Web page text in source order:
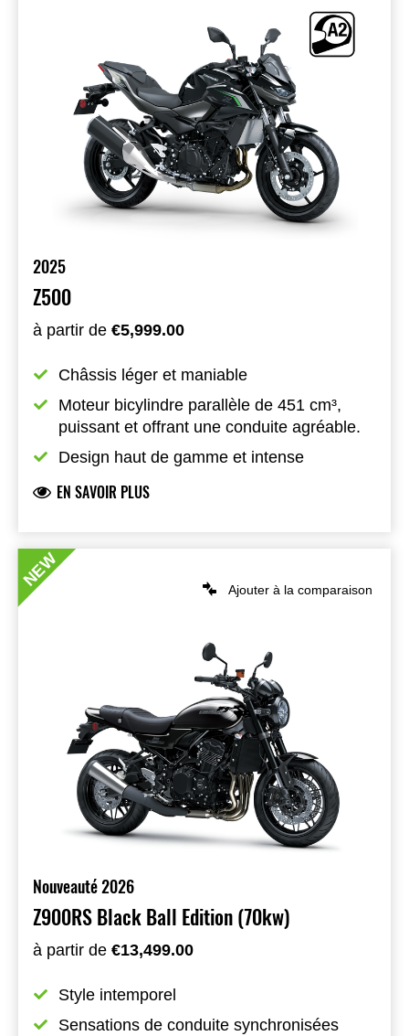
2025
Z500
à partir de €5,999.00
Châssis léger et maniable
Moteur bicylindre parallèle de 451 cm³,
puissant et offrant une conduite agréable.
Design haut de gamme et intense
EN SAVOIR PLUS
Ajouter à la comparaison
Nouveauté 2026
Z900RS Black Ball Edition (70kw)
à partir de €13,499.00
Style intemporel
Sensations de conduite synchronisées
NEW